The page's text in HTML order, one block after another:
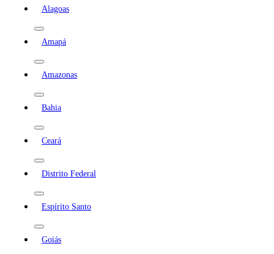
Alagoas
Amapá
Amazonas
Bahia
Ceará
Distrito Federal
Espírito Santo
Goiás